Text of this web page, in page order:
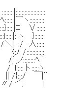
::::::|⌒ヽ::::::::::
ﾆ ∨::::::
ヽ
＼|: :/ 人:::::
〈:/ /::::::::::::
ﾍ｀
卜:::::ヽ
￣|¨
何か